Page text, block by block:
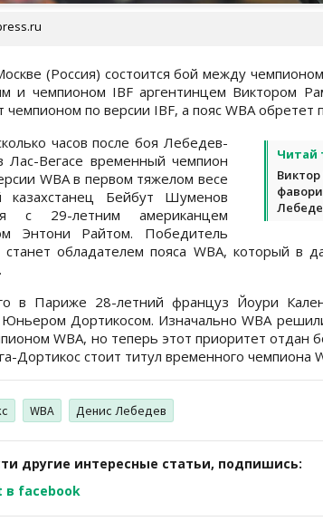
(Россия) состоится бой между
и чемпионом IBF аргентинцем Виктором
чемпионом по версии IBF, а пояс WBA обретет
Читай
часов после боя Лебедев-
Лас-Вегасе временный чемпион
WBA в первом тяжелом весе
казахстанец Бейбут Шуменов
с 29-летним американцем
Энтони Райтом. Победитель
станет обладателем пояса WBA, который в
в Париже 28-летний француз Йоури
Дортикосом. Изначально WBA
WBA, но теперь этот приоритет
Дортикос стоит титул временного чемпиона
WBA Денис Лебедев
другие интересные статьи, подпишись:
в facebook